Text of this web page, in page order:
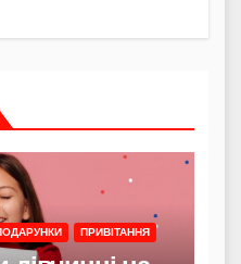
ПРИВІТАННЯ